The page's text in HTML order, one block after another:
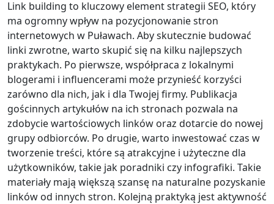
Link building to kluczowy element strategii SEO, który
ma ogromny wpływ na pozycjonowanie stron
internetowych w Puławach. Aby skutecznie budować
linki zwrotne, warto skupić się na kilku najlepszych
praktykach. Po pierwsze, współpraca z lokalnymi
blogerami i influencerami może przynieść korzyści
zarówno dla nich, jak i dla Twojej firmy. Publikacja
gościnnych artykułów na ich stronach pozwala na
zdobycie wartościowych linków oraz dotarcie do nowej
grupy odbiorców. Po drugie, warto inwestować czas w
tworzenie treści, które są atrakcyjne i użyteczne dla
użytkowników, takie jak poradniki czy infografiki. Takie
materiały mają większą szansę na naturalne pozyskanie
linków od innych stron. Kolejną praktyką jest aktywność